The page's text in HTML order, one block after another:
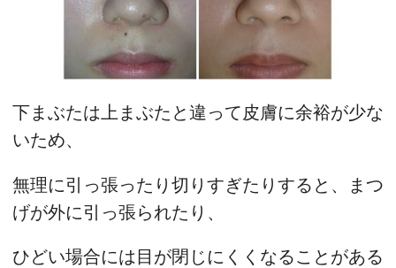
下まぶたは上まぶたと違って皮膚に余裕が少な
いため、
無理に引っ張ったり切りすぎたりすると、まつ
げが外に引っ張られたり、
ひどい場合には目が閉じにくくなることがある